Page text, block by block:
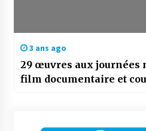
3 ans ago
29 œuvres aux journées
film documentaire et